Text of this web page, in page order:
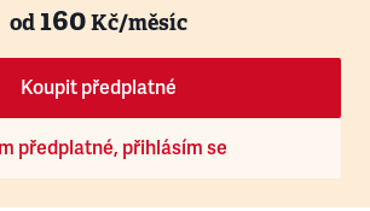
od160Kč/měsíc
Koupit předplatné
předplatné, přihlásím se